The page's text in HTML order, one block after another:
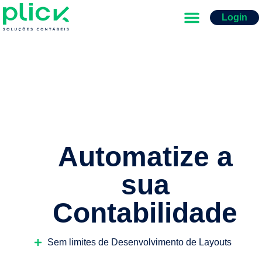
Login
Automatize a
sua
Contabilidade
Sem limites de Desenvolvimento de Layouts